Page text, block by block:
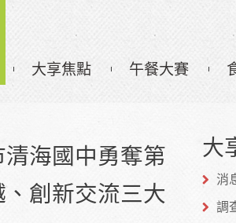
大享焦點 午餐大賽
海國中勇奪第
創新交流三大
大
消
調